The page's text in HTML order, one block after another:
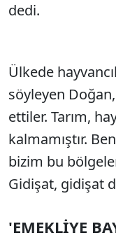
dedi.
Ülkede
söyleyen
ettiler. Tarım,
kalmamıştır.
bizim bu
Gidişat, gidişat
'EMEKLİYE